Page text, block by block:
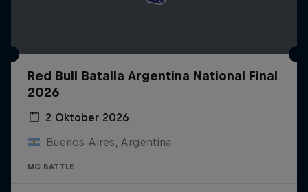
Red Bull Batalla Argentina National Final
2026
2 Oktober 2026
Buenos Aires, Argentina
MC BATTLE